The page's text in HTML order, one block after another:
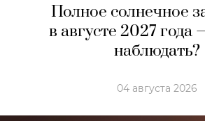
Полное солнечное
в августе 2027 года
наблюдать?
04 августа 2026